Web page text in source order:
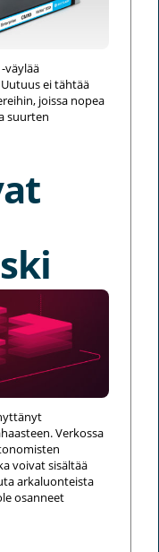
väylää
ei tähtää
joissa nopea
suurten
Verkossa
voivat sisältää
arkaluonteista
osanneet